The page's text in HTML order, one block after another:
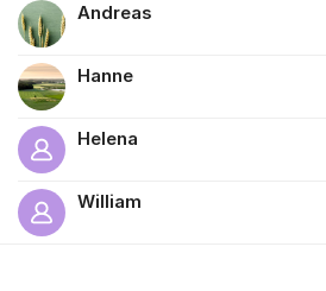
Andreas
Hanne
Helena
William